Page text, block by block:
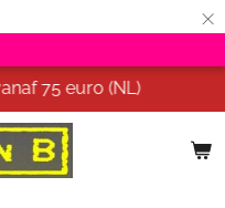
×
75 euro (NL)